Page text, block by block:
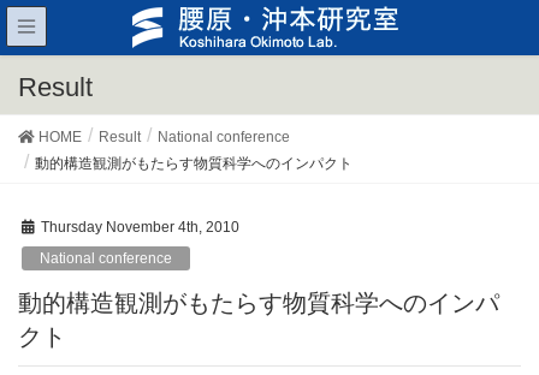
Result
HOME Result
National conference
動的構造観測がもたらす物質科学へのインパクト
Thursday November 4th, 2010
National conference
動的構造観測がもたらす物質科学へのインパ
クト